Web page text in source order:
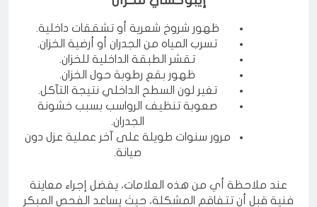
إيبوكسي للخزان
ظهور شروخ شعرية أو تشققات داخلية.
تسرب المياه من الجدران أو أرضية الخزان.
تقشر الطبقة الداخلية للخزان.
ظهور بقع رطوبة حول الخزان.
تغير لون السطح الداخلي نتيجة التآكل.
صعوبة تنظيف الرواسب بسبب خشونة
الجدران.
مرور سنوات طويلة على آخر عملية عزل دون
عند ملاحظة أي من هذه العلامات، يفضل إجراء معاينة